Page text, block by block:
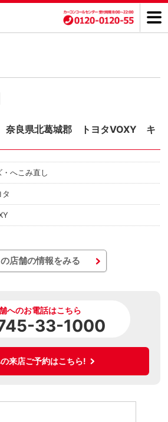
奈良県北葛城郡 トヨタVOXY キ
・へこみ直し
タ
店舗の情報をみる
へのお電話はこちら
33-1000
来店ご予約はこちら!